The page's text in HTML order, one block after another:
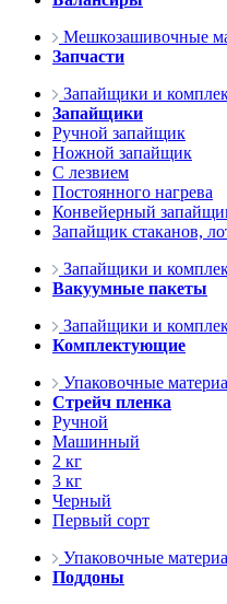
Мешкозашивочные
Запчасти
Запайщики и
Запайщики
Ручной запайщик
Ножной запайщик
С лезвием
Постоянного нагрева
Конвейерный
Запайщик стаканов,
Запайщики и
Вакуумные пакеты
Запайщики и
Комплектующие
Упаковочные
Стрейч пленка
Ручной
Машинный
2 кг
3 кг
Черный
Первый сорт
Упаковочные
Поддоны